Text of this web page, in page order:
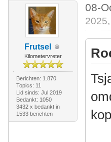
Frutsel
Kilometervreter
Berichten: 1.870
Topics: 11
Lid sinds: Jul 2019
Bedankt: 1050
3432 x bedankt in
1533 berichten
08-